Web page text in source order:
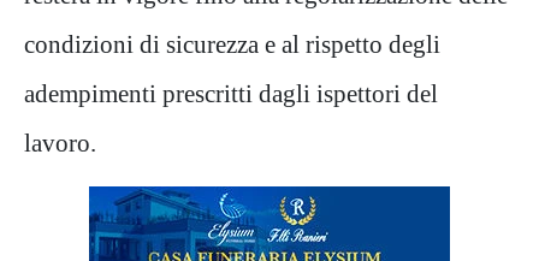
condizioni di sicurezza e al rispetto degli
adempimenti prescritti dagli ispettori del
lavoro.